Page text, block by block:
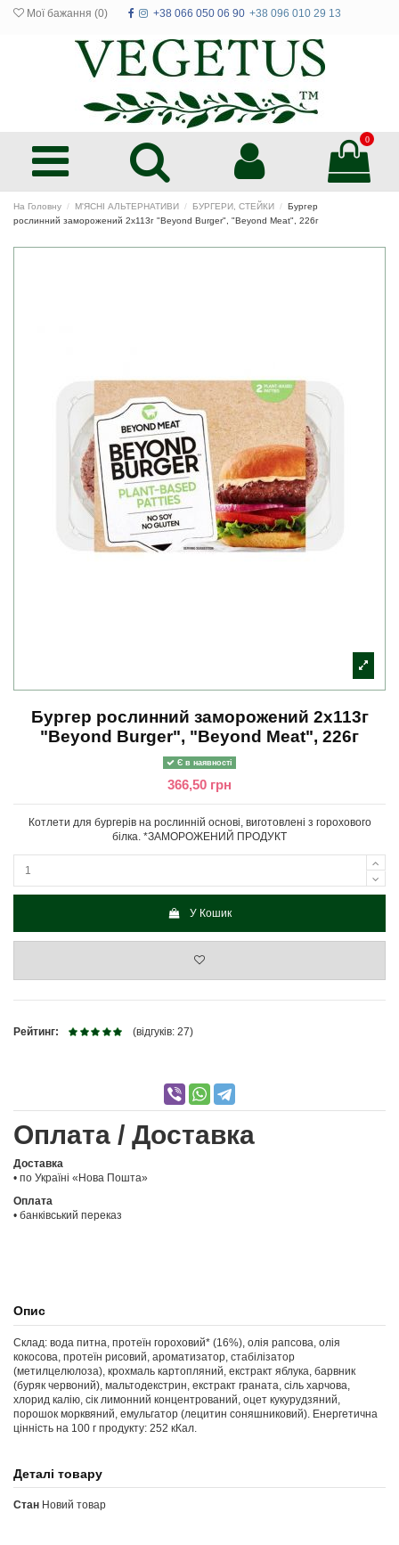
Мої бажання (0) +38 066 050 06 90 +38 096 010 29 13
0
На Головну М'ЯСНІ АЛЬТЕРНАТИВИ БУРГЕРИ, СТЕЙКИ
Бургер
рослинний заморожений 2х113г "Beyond Burger", "Beyond Meat", 226г
Бургер рослинний заморожений 2х113г
"Beyond Burger", "Beyond Meat", 226г
Є в наявності
366,50 грн
Котлети для бургерів на рослинній основі, виготовлені з горохового
білка. *ЗАМОРОЖЕНИЙ ПРОДУКТ
У Кошик
Рейтинг: (відгуків: 27)
Оплата / Доставка
Доставка
• по Україні «Нова Пошта»
Оплата
• банківський переказ
Опис
Склад: вода питна, протеїн гороховий* (16%), олія рапсова, олія
кокосова, протеїн рисовий, ароматизатор, стабілізатор
(метилцелюлоза), крохмаль картопляний, екстракт яблука, барвник
(буряк червоний), мальтодекстрин, екстракт граната, сіль харчова,
хлорид калію, сік лимонний концентрований, оцет кукурудзяний,
порошок морквяний, емульгатор (лецитин соняшниковий). Енергетична
цінність на 100 г продукту: 252 кКал.
Деталі товару
Стан Новий товар